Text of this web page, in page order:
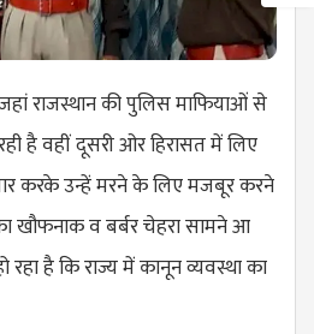
राजस्थान की पुलिस माफियाओं से
है वहीं दूसरी ओर हिरासत में लिए
करके उन्हें मरने के लिए मजबूर करने
खौफनाक व बर्बर चेहरा सामने आ
रहा है कि राज्य में कानून व्यवस्था का